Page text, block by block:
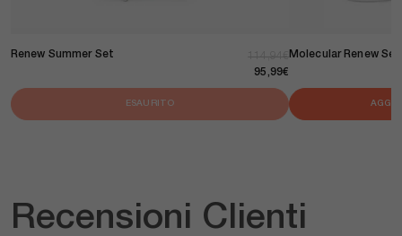
Renew Summer Set Prezzo di listino
Prezzo scontato
95,99€
ESAURITO
Molecular Renew Set
Recensioni Clienti